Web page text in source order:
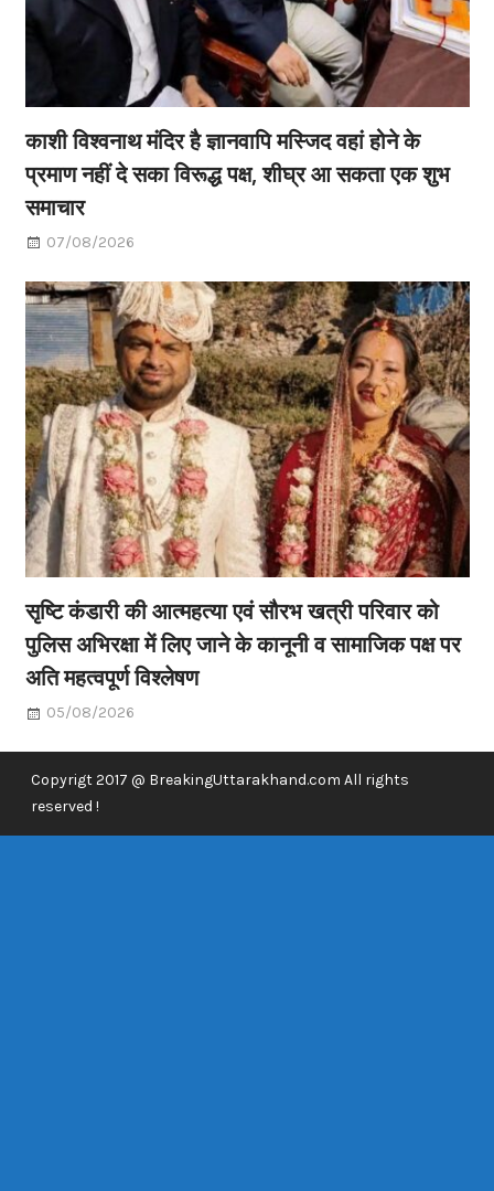
काशी विश्वनाथ मंदिर है ज्ञानवापि मस्जिद वहां होने के
प्रमाण नहीं दे सका विरूद्ध पक्ष, शीघ्र आ सकता एक शुभ
समाचार
07/08/2026
सृष्टि कंडारी की आत्महत्या एवं सौरभ खत्री परिवार को
पुलिस अभिरक्षा में लिए जाने के कानूनी व सामाजिक पक्ष पर
अति महत्वपूर्ण विश्लेषण
05/08/2026
Copyrigt 2017 @ BreakingUttarakhand.com All rights
reserved !